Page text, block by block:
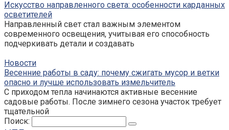
Искусство направленного света: особенности карданных
осветителей
Направленный свет стал важным элементом
современного освещения, учитывая его способность
подчеркивать детали и создавать
Новости
Весенние работы в саду: почему сжигать мусор и ветки
опасно и лучше использовать измельчитель
С приходом тепла начинаются активные весенние
садовые работы. После зимнего сезона участок требует
тщательной
Поиск: